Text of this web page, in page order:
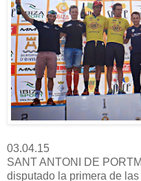
03.04.15
SANT ANTONI DE
disputado la primera de